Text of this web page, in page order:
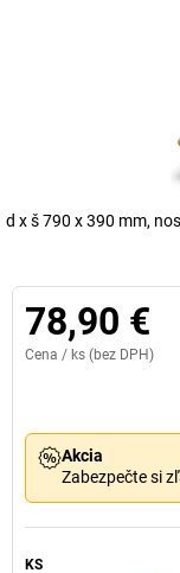
d x š 790 x 390 mm,
78,90 €
Cena / ks (bez DPH)
Akcia
Zabezpečte si
KS